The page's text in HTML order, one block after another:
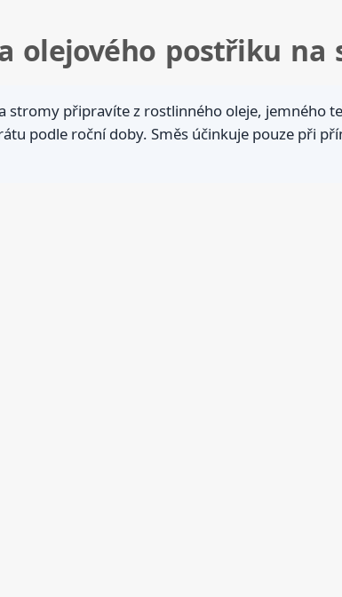
olejového postřiku na
stromy připravíte z rostlinného oleje, jemného
podle roční doby. Směs účinkuje pouze při